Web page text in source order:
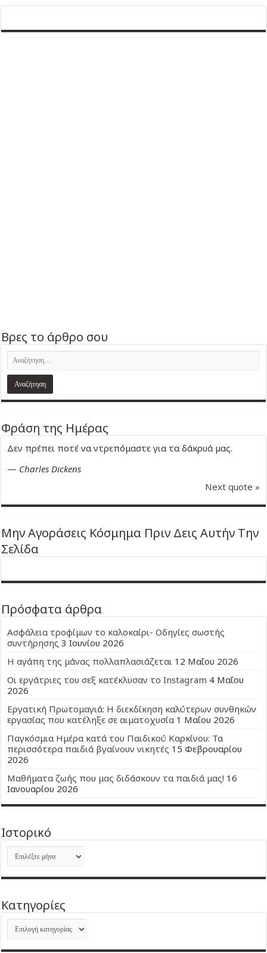
Βρες το άρθρο σου
Φράση της Ημέρας
Δεν πρέπει ποτέ να ντρεπόμαστε για τα δάκρυά μας.
— Charles Dickens
Next quote »
Μην Αγοράσεις Κόσμημα Πριν Δεις Αυτήν Την
Σελίδα
Πρόσφατα άρθρα
Ασφάλεια τροφίμων το καλοκαίρι- Οδηγίες σωστής
συντήρησης 3 Ιουνίου 2026
Η αγάπη της μάνας πολλαπλασιάζεται 12 Μαΐου 2026
Οι εργάτριες του σεξ κατέκλυσαν το Instagram 4 Μαΐου
2026
Εργατική Πρωτομαγιά: Η διεκδίκηση καλύτερων συνθηκών
εργασίας που κατέληξε σε αιματοχυσία 1 Μαΐου 2026
Παγκόσμια Ημέρα κατά του Παιδικού Καρκίνου: Τα
περισσότερα παιδιά βγαίνουν νικητές 15 Φεβρουαρίου
2026
Μαθήματα ζωής που μας διδάσκουν τα παιδιά μας! 16
Ιανουαρίου 2026
Ιστορικό
Ιστορικό
Kατηγορίες
Kατηγορίες